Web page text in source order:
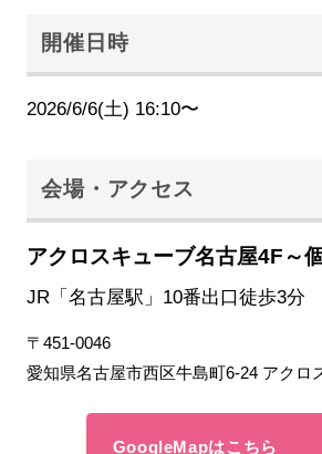
開催日時
2026/6/6(土) 16:10〜
会場・アクセス
アクロスキューブ名古屋4F～
JR「名古屋駅」10番出口徒歩3分
〒451-0046
愛知県名古屋市西区牛島町6-24 アクロ
GoogleMapはこちら